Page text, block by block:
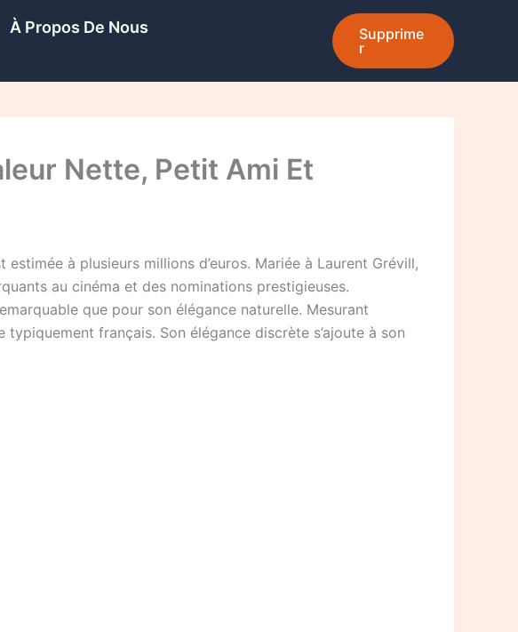
À Propos De Nous
Supprime
r
Nette, Petit Ami Et
à plusieurs millions d’euros. Mariée à Laurent Grévill,
au cinéma et des nominations prestigieuses.
que pour son élégance naturelle. Mesurant
français. Son élégance discrète s’ajoute à son